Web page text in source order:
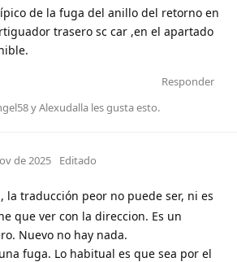
de la fuga del anillo del retorno en
trasero sc car ,en el apartado
Responder
yAlexudalla les gusta esto.
de 2025 Editado
la traducción peor no puede ser, ni es
que ver con la direccion. Es un
Nuevo no hay nada.
fuga. Lo habitual es que sea por el